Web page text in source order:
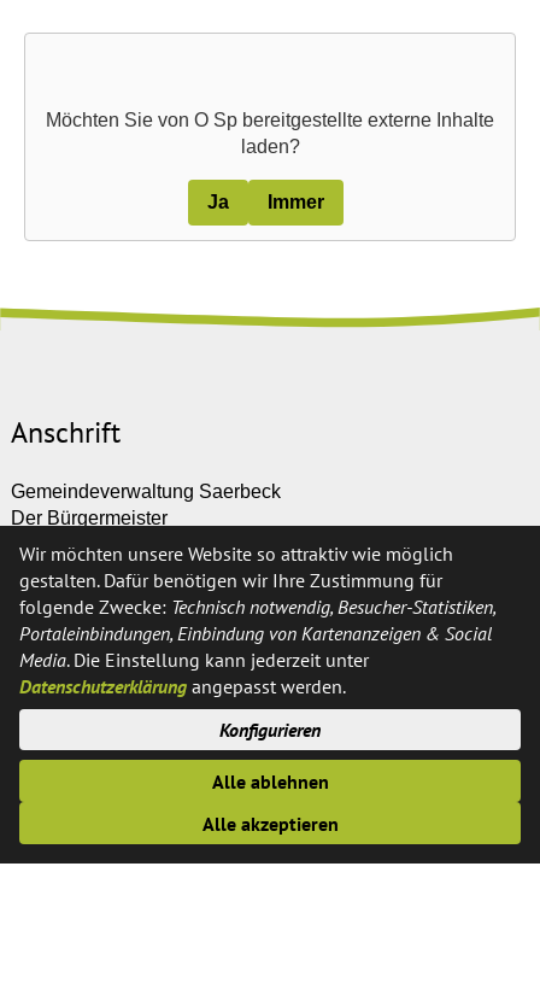
Möchten Sie von O Sp bereitgestellte externe Inhalte
laden?
Ja Immer
Anschrift
Gemeindeverwaltung Saerbeck
Ferrières-Straße 11
48369 Saerbeck
Der Bürgermeister
Kontakt
Telefon: 02574 / 89-0
E-Mail: info@saerbeck.de
Öffnungszeiten
Wir möchten unsere Website so attraktiv wie möglich
gestalten. Dafür benötigen wir Ihre Zustimmung für
folgende Zwecke: Technisch notwendig, Besucher-Statistiken,
Portaleinbindungen, Einbindung von Kartenanzeigen & Social
Media. Die Einstellung kann jederzeit unter
Datenschutzerklärung angepasst werden.
Konfigurieren
Alle ablehnen
Alle akzeptieren